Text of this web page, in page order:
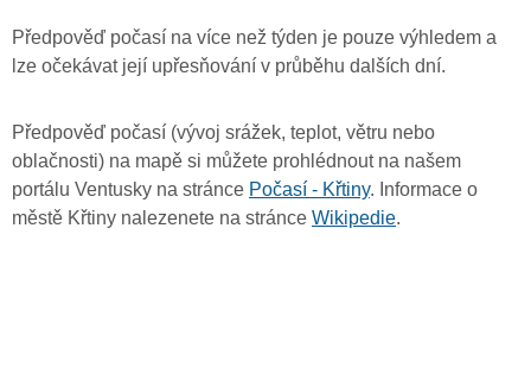
Předpověď počasí na více než týden je pouze výhledem a
lze očekávat její upřesňování v průběhu dalších dní.
Předpověď počasí (vývoj srážek, teplot, větru nebo
oblačnosti) na mapě si můžete prohlédnout na našem
portálu Ventusky na stránce Počasí - Křtiny. Informace o
městě Křtiny nalezenete na stránce Wikipedie.